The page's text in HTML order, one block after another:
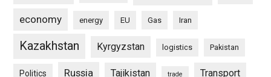
economy energy EU Gas Iran
Kazakhstan Kyrgyzstan logistics Pakistan
Politics Russia Tajikistan trade Transport